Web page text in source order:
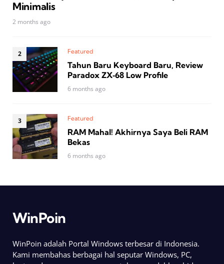
Minimalis
2 months ago
Featured
Tahun Baru Keyboard Baru, Review
Paradox ZX‑68 Low Profile
6 months ago
Featured
RAM Mahal! Akhirnya Saya Beli RAM
Bekas
6 months ago
WinPoin
WinPoin adalah Portal Windows terbesar di Indonesia.
Kami membahas berbagai hal seputar Windows, PC,